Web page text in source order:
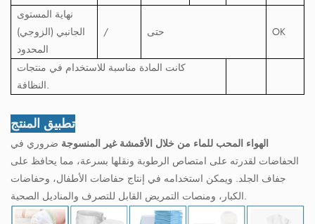
نهاية المستوى
الجانبي (الزوجي)
المحدود
/ حتى OK
كانت المادة مناسبة للاستخدام في منتجات
النظافة.
تطبيق المنتج
الهواء المحب للماء من خلال الأقمشة غير المنسوجة ضروري في
الحفاضات لقدرته على امتصاص الرطوبة ونقلها بسرعة، مما يحافظ على
جفاف الجلد. ويمكن استخدامه في إنتاج حفاضات الأطفال، وحفاضات
الكبار، ومنصات التمريض القابل للتصرف والمناديل الصحية.